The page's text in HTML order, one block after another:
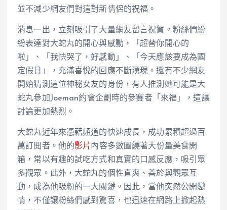
並不減少網友們對這對新情侶的祝福。
消息一出，立刻吸引了大量網友留言祝賀。粉絲們紛
紛表達對大蛇丸的開心與感動，「超替你開心的
啦」、「我快哭了，好感動」、「今天應該要成為國
定假日」，充滿喜悅的回應不斷湧現。還有不少網友
開始猜測這位神秘女友的身份，有人推測她可能是大
蛇丸參加Joeman約會企劃時的參賽者「來福」，這讓
討論更加熱烈。
大蛇丸近年來憑藉頻道的快速成長，成功累積超過百
萬訂閱者。他的影片 內容多數圍繞著大份量美食開
箱，常以有趣的試吃方式和真實的口感反應，吸引眾
多觀眾。此外，大蛇丸的個性直爽、善於與觀眾互
動，成為他吸粉的一大關鍵。因此，當他突然公開戀
情，不僅讓粉絲們感到驚喜，也迅速在網路上掀起熱